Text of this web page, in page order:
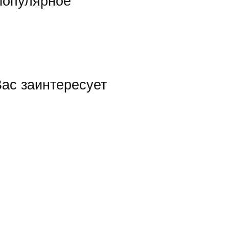
заинтересует